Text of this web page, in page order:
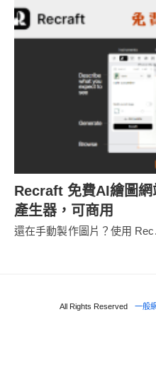
Recraft 免費AI繪圖網
產生器，可商用
還在手動製作圖片？使用
All Rights Reserved 一般